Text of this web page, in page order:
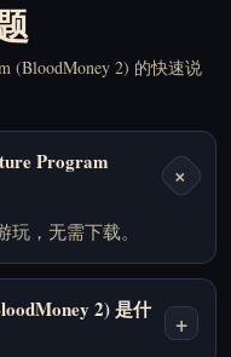
(BloodMoney 2) 的快速说
Program
+
，无需下载。
2) 是什
+